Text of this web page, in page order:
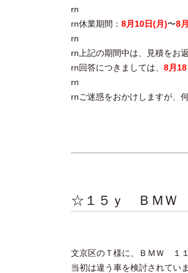
rn
rn休業期間： 8月10日(月)〜8
rn
rn上記の期間中は、見積をお
rn回答につきましては、 8月
rn
rnご迷惑をおかけしますが、
☆１５ｙ ＢＭＷ
文京区のＴ様に、ＢＭＷ １
当初は違う車を検討されてい